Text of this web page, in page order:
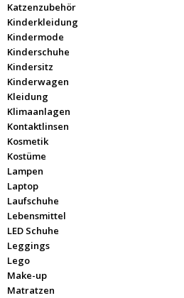
Katzenzubehör
Kinderkleidung
Kindermode
Kinderschuhe
Kindersitz
Kinderwagen
Kleidung
Klimaanlagen
Kontaktlinsen
Kosmetik
Kostüme
Lampen
Laptop
Laufschuhe
Lebensmittel
LED Schuhe
Leggings
Lego
Make-up
Matratzen